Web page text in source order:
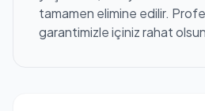
tamamen elimine edilir.
garantimizle içiniz rahat